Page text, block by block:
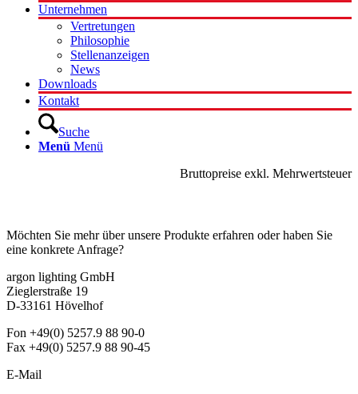
Unternehmen
Vertretungen
Philosophie
Stellenanzeigen
News
Downloads
Kontakt
Suche
Menü Menü
Bruttopreise exkl. Mehrwertsteuer
Möchten Sie mehr über unsere Produkte erfahren oder haben Sie
eine konkrete Anfrage?
argon lighting GmbH
Zieglerstraße 19
D-33161 Hövelhof
Fon +49(0) 5257.9 88 90-0
Fax +49(0) 5257.9 88 90-45
E-Mail